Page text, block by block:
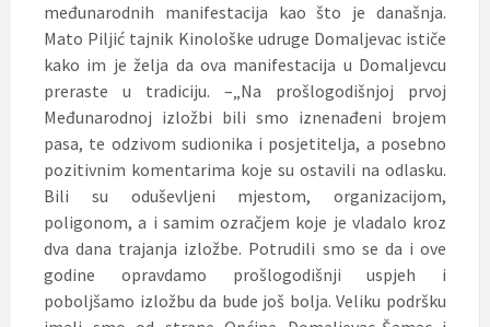
međunarodnih manifestacija kao što je današnja.
Mato Piljić tajnik Kinološke udruge Domaljevac ističe
kako im je želja da ova manifestacija u Domaljevcu
preraste u tradiciju. –„Na prošlogodišnjoj prvoj
Međunarodnoj izložbi bili smo iznenađeni brojem
pasa, te odzivom sudionika i posjetitelja, a posebno
pozitivnim komentarima koje su ostavili na odlasku.
Bili su oduševljeni mjestom, organizacijom,
poligonom, a i samim ozračjem koje je vladalo kroz
dva dana trajanja izložbe. Potrudili smo se da i ove
godine opravdamo prošlogodišnji uspjeh i
poboljšamo izložbu da bude još bolja. Veliku podršku